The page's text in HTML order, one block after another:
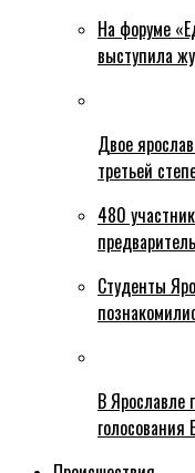
На форуме
выступила
Двое
третьей
480
Студенты
В Ярославле
голосования